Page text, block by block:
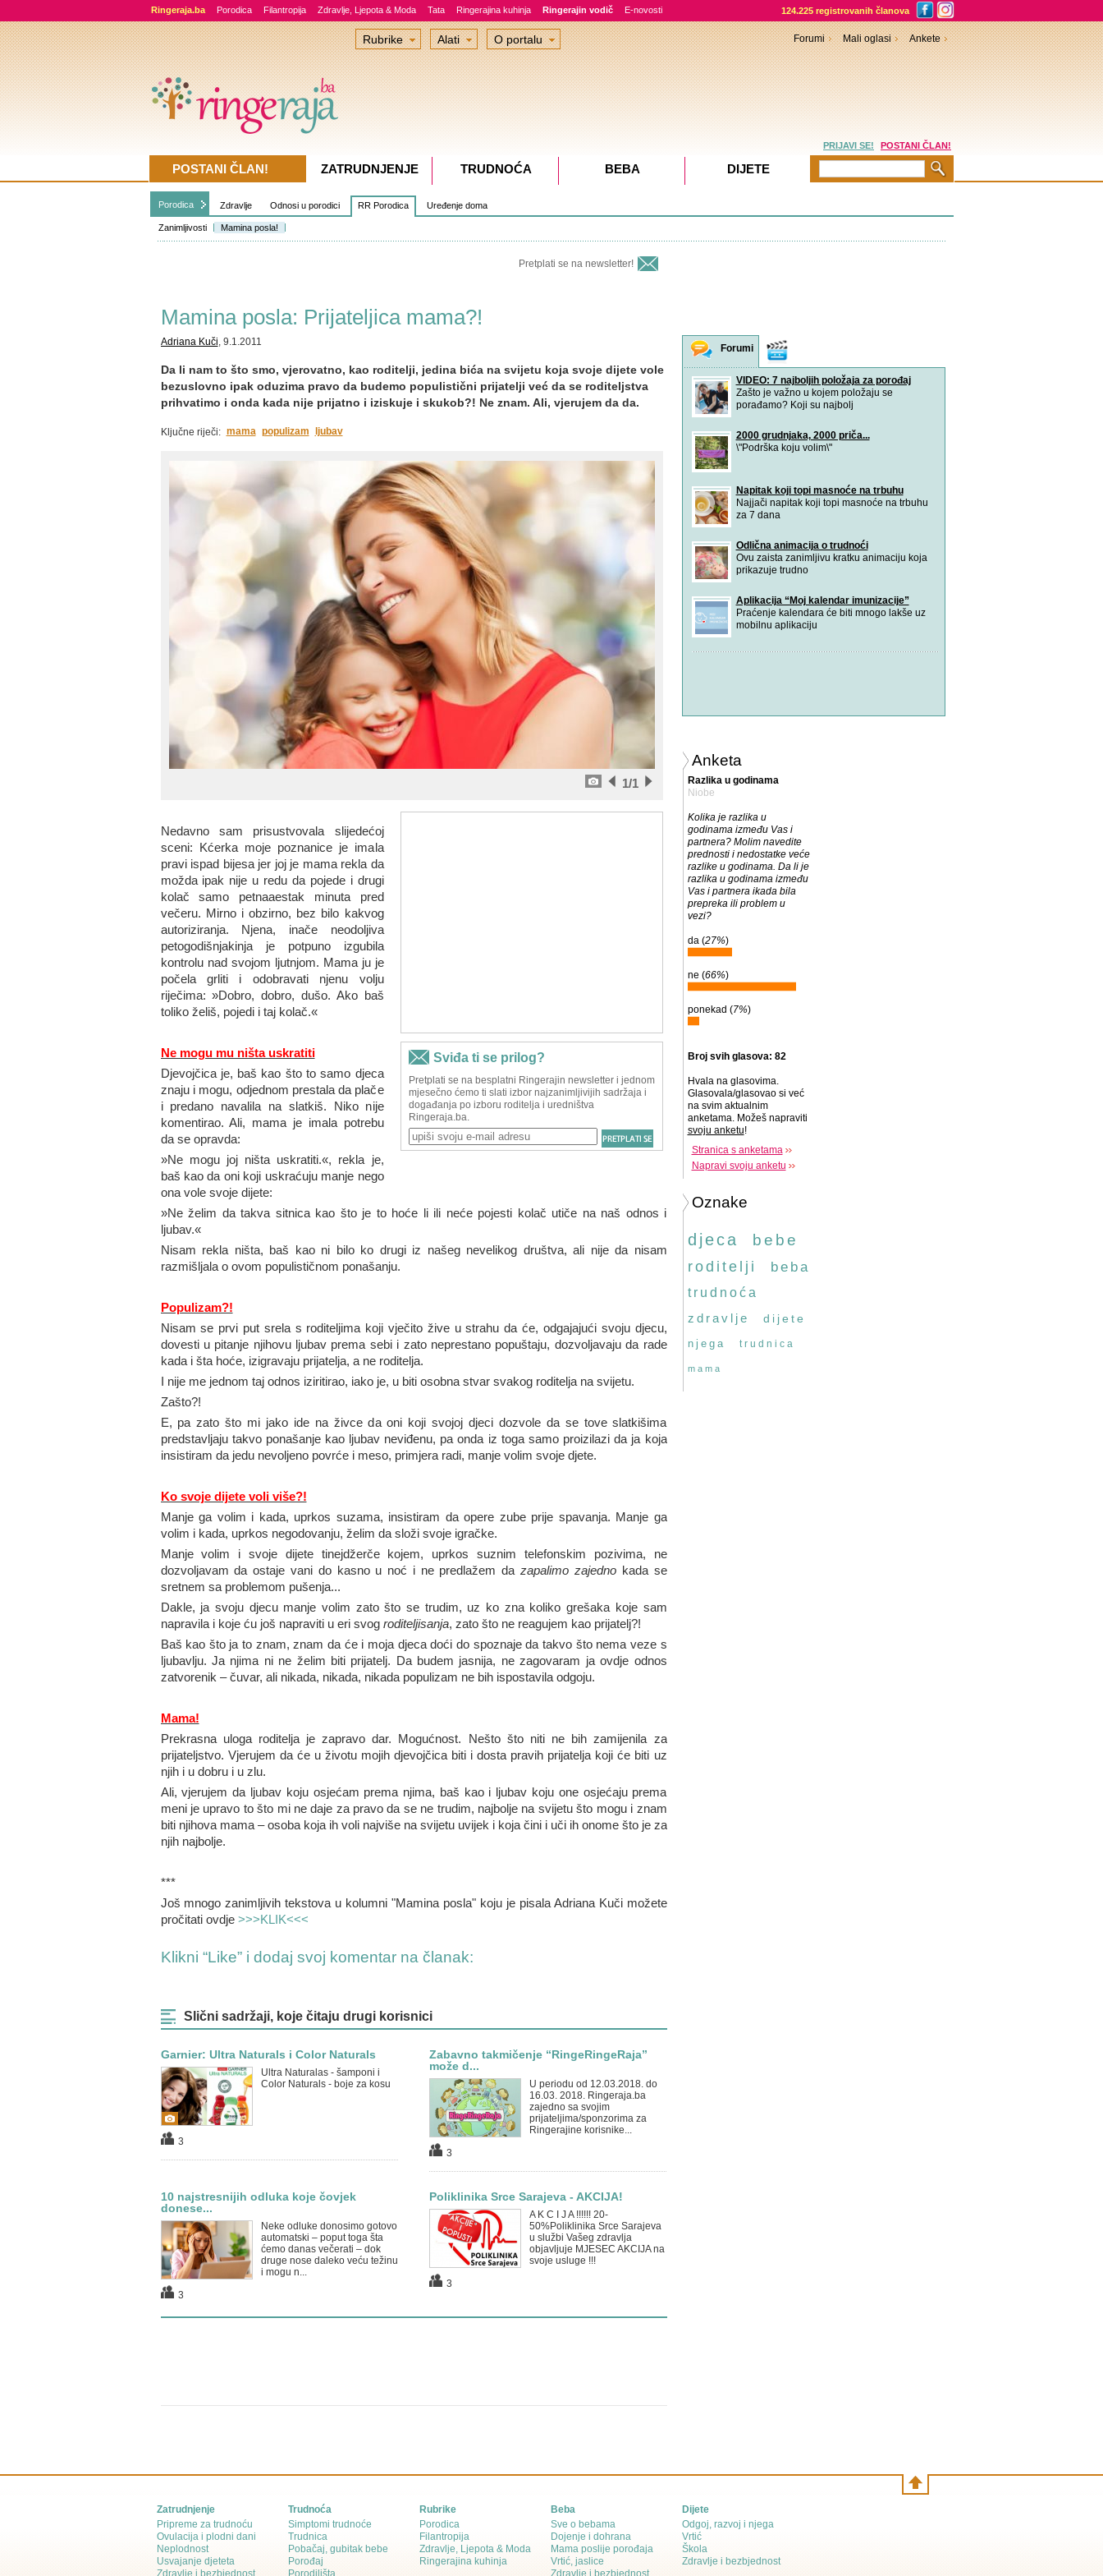
Ringeraja.ba Porodica Filantropija Zdravlje, Ljepota & Moda Tata Ringerajina kuhinja Ringerajin vodič E-novosti 124.225 registrovanih članova
Porodica Zdravlje Odnosi u porodici RR Porodica
Zanimljivosti Mamina posla!
Uređenje doma
Pretplati se na newsletter!
Mamina posla: Prijateljica mama?!
Adriana Kuči, 9.1.2011
Da li nam to što smo, vjerovatno, kao roditelji, jedina bića na svijetu koja svoje dijete vole
bezuslovno ipak oduzima pravo da budemo populistični prijatelji već da se roditeljstva
prihvatimo i onda kada nije prijatno i iziskuje i skukob?! Ne znam. Ali, vjerujem da da.
Ključne riječi: mama populizam ljubav
/1
1
Nedavno sam prisustvovala slijedećoj
sceni: Kćerka moje poznanice je imala
pravi ispad bijesa jer joj je mama rekla da
možda ipak nije u redu da pojede i drugi
kolač samo petnaaestak minuta pred
večeru. Mirno i obzirno, bez bilo kakvog
autoriziranja. Njena, inače neodoljiva
petogodišnjakinja je potpuno izgubila
kontrolu nad svojom ljutnjom. Mama ju je
počela grliti i odobravati njenu volju
riječima: »Dobro, dobro, dušo. Ako baš
toliko želiš, pojedi i taj kolač.«
Ne mogu mu ništa uskratiti
Djevojčica je, baš kao što to samo djeca
znaju i mogu, odjednom prestala da plače
i predano navalila na slatkiš. Niko nije
komentirao. Ali, mama je imala potrebu
da se opravda:
»Ne mogu joj ništa uskratiti.«, rekla je,
baš kao da oni koji uskraćuju manje nego
ona vole svoje dijete:
»Ne želim da takva sitnica kao što je to hoće li ili neće pojesti kolač utiče na naš odnos i
ljubav.«
Nisam rekla ništa, baš kao ni bilo ko drugi iz našeg nevelikog društva, ali nije da nisam
razmišljala o ovom populističnom ponašanju.
Populizam?!
Nisam se prvi put srela s roditeljima koji vječito žive u strahu da će, odgajajući svoju djecu,
dovesti u pitanje njihovu ljubav prema sebi i zato neprestano popuštaju, dozvoljavaju da rade
kada i šta hoće, izigravaju prijatelja, a ne roditelja.
I nije me jednom taj odnos iziritirao, iako je, u biti osobna stvar svakog roditelja na svijetu.
Zašto?!
E, pa zato što mi jako ide na živce da oni koji svojoj djeci dozvole da se tove slatkišima
predstavljaju takvo ponašanje kao ljubav neviđenu, pa onda iz toga samo proizilazi da ja koja
insistiram da jedu nevoljeno povrće i meso, primjera radi, manje volim svoje djete.
Ko svoje dijete voli više?!
Manje ga volim i kada, uprkos suzama, insistiram da opere zube prije spavanja. Manje ga
volim i kada, uprkos negodovanju, želim da složi svoje igračke.
Manje volim i svoje dijete tinejdžerče kojem, uprkos suznim telefonskim pozivima, ne
dozvoljavam da ostaje vani do kasno u noć i ne predlažem dazapalimo zajednokada se
sretnem sa problemom pušenja...
Dakle, ja svoju djecu manje volim zato što se trudim, uz ko zna koliko grešaka koje sam
napravila i koje ću još napraviti u eri svog roditeljisanja, zato što ne reagujem kao prijatelj?!
Baš kao što ja to znam, znam da će i moja djeca doći do spoznaje da takvo što nema veze s
ljubavlju. Ja njima ni ne želim biti prijatelj. Da budem jasnija, ne zagovaram ja ovdje odnos
zatvorenik – čuvar, ali nikada, nikada, nikada populizam ne bih ispostavila odgoju.
Mama!
Prekrasna uloga roditelja je zapravo dar. Mogućnost. Nešto što niti ne bih zamijenila za
prijateljstvo. Vjerujem da će u životu mojih djevojčica biti i dosta pravih prijatelja koji će biti uz
njih i u dobru i u zlu.
Ali, vjerujem da ljubav koju osjećam prema njima, baš kao i ljubav koju one osjećaju prema
meni je upravo to što mi ne daje za pravo da se ne trudim, najbolje na svijetu što mogu i znam
biti njihova mama – osoba koja ih voli najviše na svijetu uvijek i koja čini i uči ih onome što je za
njih najbolje.
***
Još mnogo zanimljivih tekstova u kolumni "Mamina posla" koju je pisala Adriana Kuči možete
pročitati ovdje >>>KLIK<<<
Klikni “Like” i dodaj svoj komentar na članak:
Slični sadržaji, koje čitaju drugi korisnici
Garnier: Ultra Naturals i Color Naturals
Ultra Naturalas - šamponi i
Color Naturals - boje za kosu
3
Zabavno takmičenje “RingeRingeRaja”
može d...
U periodu od 12.03.2018. do
16.03. 2018. Ringeraja.ba
zajedno sa svojim
prijateljima/sponzorima za
Ringerajine korisnike...
3
10 najstresnijih odluka koje čovjek
donese...
Neke odluke donosimo gotovo
automatski – poput toga šta
ćemo danas večerati – dok
druge nose daleko veću težinu
i mogu n...
3
Poliklinika Srce Sarajeva - AKCIJA!
A K C I J A !!!!!! 20-
50%Poliklinika Srce Sarajeva
u službi Vašeg zdravlja
objavljuje MJESEC AKCIJA na
svoje usluge !!!
3
Forumi
VIDEO: 7 najboljih položaja za porođaj
Zašto je važno u kojem položaju se
porađamo? Koji su najbolj
2000 grudnjaka, 2000 priča...
\"Podrška koju volim\"
Napitak koji topi masnoće na trbuhu
Najjači napitak koji topi masnoće na trbuhu
za 7 dana
Odlična animacija o trudnoći
Ovu zaista zanimljivu kratku animaciju koja
prikazuje trudno
Aplikacija “Moj kalendar imunizacije”
Praćenje kalendara će biti mnogo lakše uz
mobilnu aplikaciju
Anketa
Razlika u godinama
Niobe
Kolika je razlika u
godinama između Vas i
partnera? Molim navedite
prednosti i nedostatke veće
razlike u godinama. Da li je
razlika u godinama između
Vas i partnera ikada bila
prepreka ili problem u
vezi?
da (27%)
ne (66%)
ponekad (7%)
Broj svih glasova: 82
Hvala na glasovima.
Glasovala/glasovao si već
na svim aktualnim
anketama. Možeš napraviti
svoju anketu!
Stranica s anketama
Napravi svoju anketu
Oznake
djeca bebe
roditelji beba
trudnoća
zdravlje
dijete
njega trudnica
mama
Rubrike Alati O portalu Forumi Mali oglasi Ankete
PRIJAVI SE! POSTANI ČLAN!
POSTANI ČLAN! ZATRUDNJENJE TRUDNOĆA BEBA DIJETE
Zatrudnjenje
Pripreme za trudnoću
Ovulacija i plodni dani
Neplodnost
Usvajanje djeteta
Zdravlje i bezbjednost
Trudnoća
Simptomi trudnoće
Trudnica
Pobačaj, gubitak bebe
Porođaj
Porodilišta
Rubrike
Porodica
Filantropija
Zdravlje, Ljepota & Moda
Ringerajina kuhinja
Beba
Sve o bebama
Dojenje i dohrana
Mama poslije porođaja
Vrtić, jaslice
Zdravlje i bezbjednost
Dijete
Odgoj, razvoj i njega
Vrtić
Škola
Zdravlje i bezbjednost